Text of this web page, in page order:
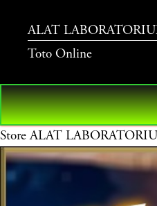
ALAT
Toto Online
Store ALAT